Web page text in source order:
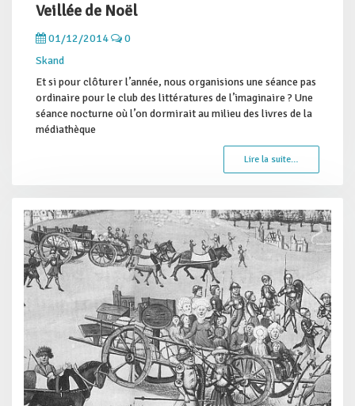
Veillée de Noël
01/12/2014
0
Skand
Et si pour clôturer l’année, nous organisions une séance pas
ordinaire pour le club des littératures de l’imaginaire ? Une
séance nocturne où l’on dormirait au milieu des livres de la
médiathèque
Lire la suite…